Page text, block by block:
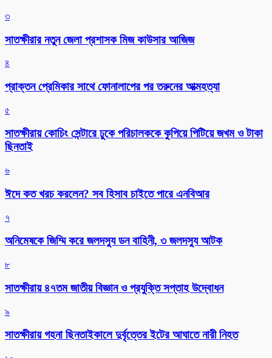
৩
সাতক্ষীরার নতুন জেলা প্রশাসক মিজ কাউসার আজিজ
৪
প্রাক্তন প্রেমিকার সাথে ফোনালাপের পর তরুনের আত্মহত্যা
৫
সাতক্ষীরায় কোচিং সেন্টারে ঢুকে পরিচালককে কুপিয়ে পিটিয়ে জখম ও টাকা
ছিনতাই
৬
ঈদে কত খরচ করলেন? সব হিসাব চাইতে পারে এনবিআর
৭
অনিমেষকে জিম্মি করে জলদস্যু ডন বাহিনী, ৩ জলদস্যু আটক
৮
সাতক্ষীরায় ৪৭তম জাতীয় বিজ্ঞান ও প্রযুক্তি সপ্তাহ উদ্বোধন
৯
সাতক্ষীরায় গহনা ছিনতাইকালে দুর্বৃত্তের ইটের আঘাতে নারী নিহত